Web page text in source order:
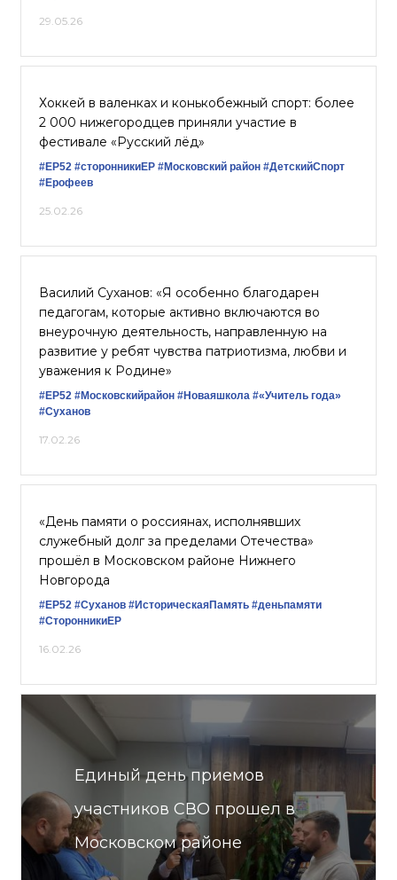
29.05.26
Хоккей в валенках и конькобежный спорт: более
2 000 нижегородцев приняли участие в
фестивале «Русский лëд»
#ЕР52 #сторонникиЕР #Московский район #ДетскийСпорт
#Ерофеев
25.02.26
Василий Суханов: «Я особенно благодарен
педагогам, которые активно включаются во
внеурочную деятельность, направленную на
развитие у ребят чувства патриотизма, любви и
уважения к Родине»
#ЕР52 #Московскийрайон #Новаяшкола #«Учитель года»
#Суханов
17.02.26
«День памяти о россиянах, исполнявших
служебный долг за пределами Отечества»
прошёл в Московском районе Нижнего
Новгорода
#ЕР52 #Суханов #ИсторическаяПамять #деньпамяти
#СторонникиЕР
16.02.26
Единый день приемов
участников СВО прошел в
Московском районе